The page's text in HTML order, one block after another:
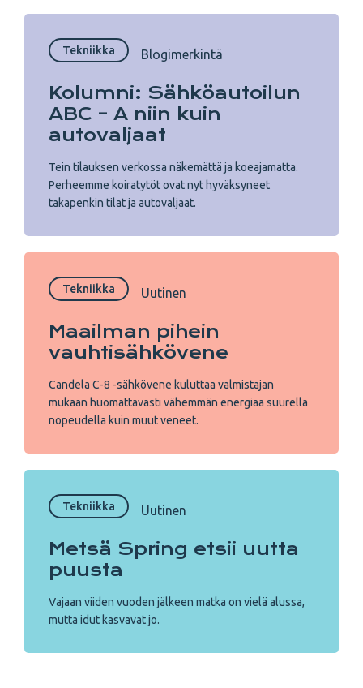
Tekniikka Blogimerkintä
Kolumni: Sähköautoilun
ABC – A niin kuin
autovaljaat
Tein tilauksen verkossa näkemättä ja koeajamatta.
Perheemme koiratytöt ovat nyt hyväksyneet
takapenkin tilat ja autovaljaat.
Tekniikka Uutinen
Maailman pihein
vauhtisähkövene
Candela C-8 -sähkövene kuluttaa valmistajan
mukaan huomattavasti vähemmän energiaa suurella
nopeudella kuin muut veneet.
Tekniikka Uutinen
Metsä Spring etsii uutta
puusta
Vajaan viiden vuoden jälkeen matka on vielä alussa,
mutta idut kasvavat jo.